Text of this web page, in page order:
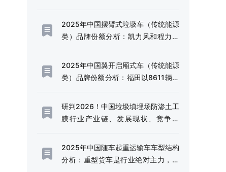
2025年中国摆臂式垃圾车（传统能源
类）品牌份额分析：凯力风和程力威
2025年中国翼开启厢式车（传统能源
类）品牌份额分析：福田以8611辆稳
[图]
研判2026！中国垃圾填埋场防渗土工
膜行业产业链、发展现状、竞争格
代，防渗土工膜成为垃圾填埋场核心
材料[图]
2025年中国随车起重运输车车型结构
分析：重型货车是行业绝对主力，市